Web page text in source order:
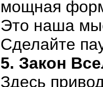
мощная
Это наша
Сделайте
5. Закон
Здесь